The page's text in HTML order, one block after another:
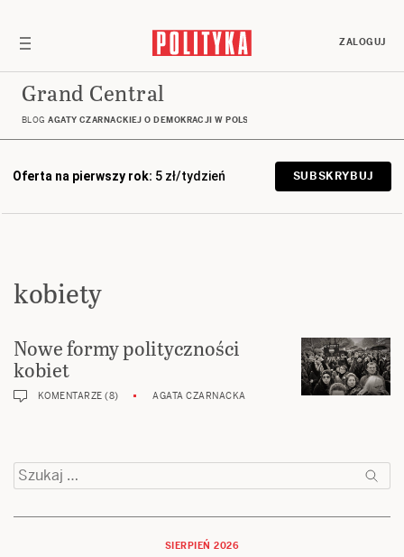
ZALOGUJ
Grand Central
BLOG AGATY CZARNACKIEJ O DEMOKRACJI W POLSCE, UNII I NA ŚWIECIE
Oferta na pierwszy rok: 5 zł/tydzień SUBSKRYBUJ
kobiety
Nowe formy polityczności
kobiet
KOMENTARZE (8) AGATA CZARNACKA
Szukaj:
SIERPIEŃ 2026